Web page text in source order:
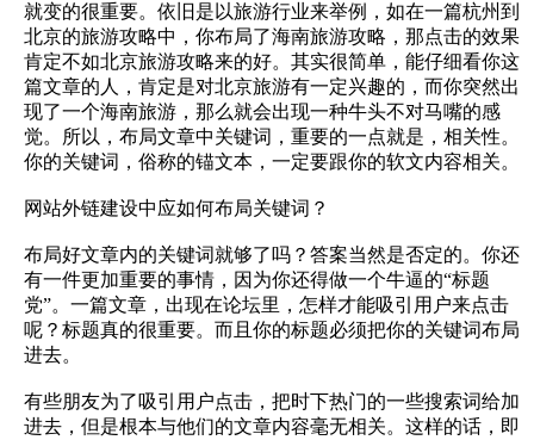
就变的很重要。依旧是以旅游行业来举例，如在一篇杭州到
北京的旅游攻略中，你布局了海南旅游攻略，那点击的效果
肯定不如北京旅游攻略来的好。其实很简单，能仔细看你这
篇文章的人，肯定是对北京旅游有一定兴趣的，而你突然出
现了一个海南旅游，那么就会出现一种牛头不对马嘴的感
觉。所以，布局文章中关键词，重要的一点就是，相关性。
你的关键词，俗称的锚文本，一定要跟你的软文内容相关。
网站外链建设中应如何布局关键词？
布局好文章内的关键词就够了吗？答案当然是否定的。你还
有一件更加重要的事情，因为你还得做一个牛逼的“标题
党”。一篇文章，出现在论坛里，怎样才能吸引用户来点击
呢？标题真的很重要。而且你的标题必须把你的关键词布局
进去。
有些朋友为了吸引用户点击，把时下热门的一些搜索词给加
进去，但是根本与他们的文章内容毫无相关。这样的话，即